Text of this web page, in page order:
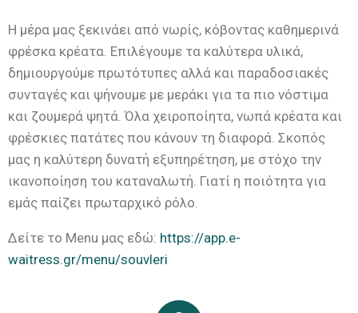
Η μέρα μας ξεκινάει από νωρίς, κόβοντας καθημερινά
φρέσκα κρέατα. Επιλέγουμε τα καλύτερα υλικά,
δημιουργούμε πρωτότυπες αλλά και παραδοσιακές
συνταγές και ψήνουμε με μεράκι για τα πιο νόστιμα
και ζουμερά ψητά. Όλα χειροποίητα, νωπά κρέατα και
φρέσκιες πατάτες που κάνουν τη διαφορά. Σκοπός
μας η καλύτερη δυνατή εξυπηρέτηση, με στόχο την
ικανοποίηση του καταναλωτή. Γιατί η ποιότητα για
εμάς παίζει πρωταρχικό ρόλο.
Δείτε το Menu μας εδώ: https://app.e-
waitress.gr/menu/souvleri